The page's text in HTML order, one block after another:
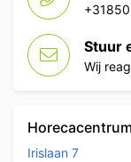
Stuur
Wij
Irislaan 7